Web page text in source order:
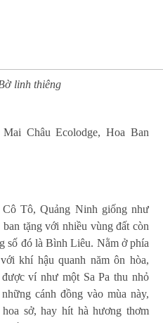
linh thiêng
Châu Ecolodge, Hoa Ban
Tô, Quảng Ninh giống như
tặng với nhiều vùng đất còn
số đó là Bình Liêu. Nằm ở phía
khí hậu quanh năm ôn hòa,
ví như một Sa Pa thu nhỏ
cánh đồng vào mùa này,
sở, hay hít hà hương thơm